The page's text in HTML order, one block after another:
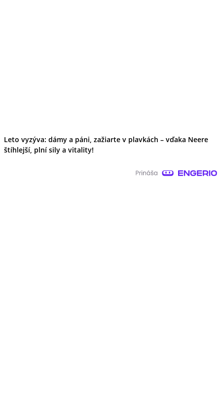
Leto vyzýva: dámy a páni, zažiarte v plavkách – vďaka Neere
štíhlejší, plní sily a vitality!